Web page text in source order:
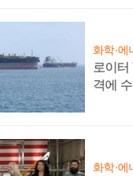
화학·에
로이
격에
화학·에